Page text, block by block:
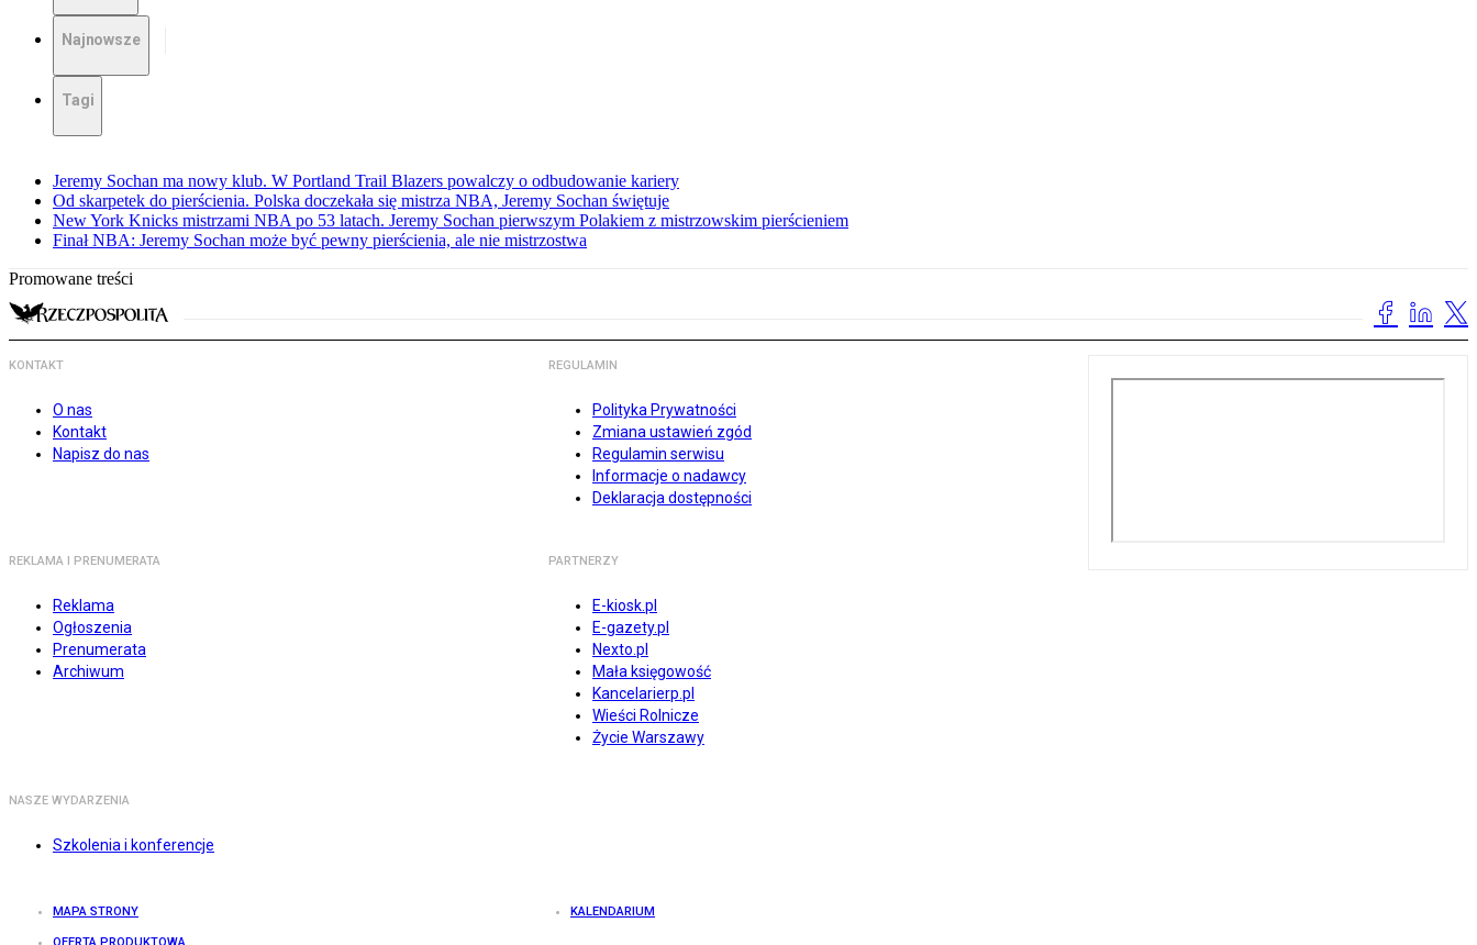
Najnowsze
Tagi
Jeremy Sochan ma nowy klub. W Portland Trail Blazers powalczy o odbudowanie kariery
Od skarpetek do pierścienia. Polska doczekała się mistrza NBA, Jeremy Sochan świętuje
New York Knicks mistrzami NBA po 53 latach. Jeremy Sochan pierwszym Polakiem z mistrzowskim pierścieniem
Finał NBA: Jeremy Sochan może być pewny pierścienia, ale nie mistrzostwa
Promowane treści
KONTAKT
O nas
Kontakt
Napisz do nas
REGULAMIN
Polityka Prywatności
Zmiana ustawień zgód
Regulamin serwisu
Informacje o nadawcy
Deklaracja dostępności
REKLAMA I PRENUMERATA
Reklama
Ogłoszenia
Prenumerata
Archiwum
PARTNERZY
E-kiosk.pl
E-gazety.pl
Nexto.pl
Mała księgowość
Kancelarierp.pl
Wieści Rolnicze
Życie Warszawy
NASZE WYDARZENIA
Szkolenia i konferencje
MAPA STRONY KALENDARIUM